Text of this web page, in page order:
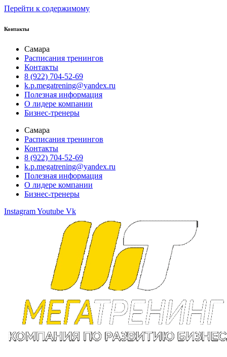
Перейти к содержимому
Контакты
Самара
Расписания тренингов
Контакты
8 (922) 704-52-69
k.p.megatrening@yandex.ru
Полезная информация
О лидере компании
Бизнес-тренеры
Самара
Расписания тренингов
Контакты
8 (922) 704-52-69
k.p.megatrening@yandex.ru
Полезная информация
О лидере компании
Бизнес-тренеры
InstagramYoutube Vk